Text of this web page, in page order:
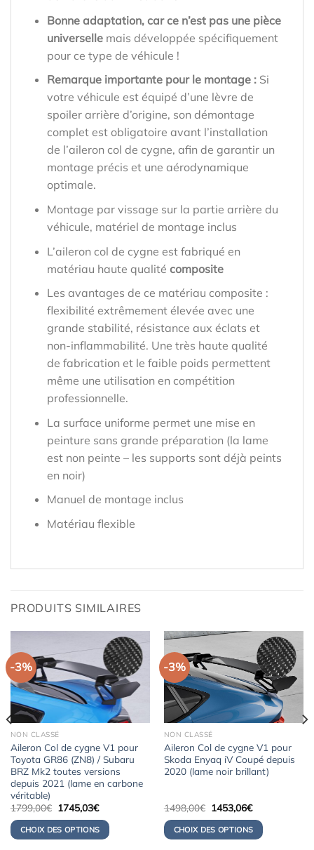
Bonne adaptation, car ce n’est pas une pièce
universellemais développée spécifiquement
pour ce type de véhicule !
Remarque importante pour le montage : Si
votre véhicule est équipé d’une lèvre de
spoiler arrière d’origine, son démontage
complet est obligatoire avant l’installation
de l’aileron col de cygne, afin de garantir un
montage précis et une aérodynamique
optimale.
Montage par vissage sur la partie arrière du
véhicule, matériel de montage inclus
L’aileron col de cygne est fabriqué en
matériau haute qualité composite
Les avantages de ce matériau composite :
flexibilité extrêmement élevée avec une
grande stabilité, résistance aux éclats et
non-inflammabilité. Une très haute qualité
de fabrication et le faible poids permettent
même une utilisation en compétition
professionnelle.
La surface uniforme permet une mise en
peinture sans grande préparation (la lame
est non peinte – les supports sont déjà peints
en noir)
Manuel de montage inclus
Matériau flexible
PRODUITS SIMILAIRES
-3%
NON CLASSÉ
Aileron Col de cygne V1 pour
Toyota GR86 (ZN8) / Subaru
BRZ Mk2 toutes versions
depuis 2021 (lame en carbone
véritable)
1799,00€ Le
initial
était :
1799,00€.
1745,03€Le
actuel
est :
1745,03€.
CHOIX DES OPTIONS
-3%
NON CLASSÉ
Aileron Col de cygne V1 pour
Skoda Enyaq iV Coupé depuis
2020 (lame noir brillant)
1498,00€ Le
prix
initial
était :
1498,00€.
1453,06€Le
actuel
est :
1453,06€.
CHOIX DES OPTIONS